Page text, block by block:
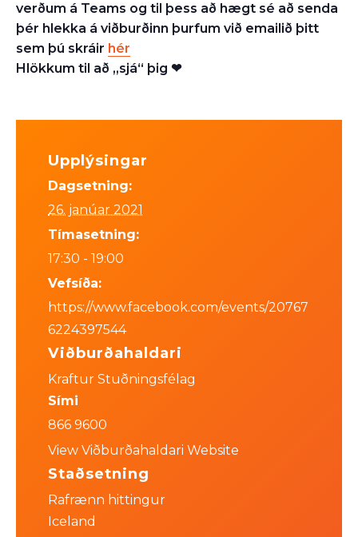
verðum á Teams og til þess að hægt sé að senda
þér hlekka á viðburðinn þurfum við emailið þitt
sem þú skráir hér
Hlökkum til að „sjá“ þig ❤
Upplýsingar
Dagsetning:
26. janúar 2021
Tímasetning:
17:30 - 19:00
Vefsíða:
https://www.facebook.com/events/20767
6224397544
Staðsetning
Rafrænn hittingur
Iceland
Viðburðahaldari
Kraftur Stuðningsfélag
Sími
866 9600
View Viðburðahaldari Website